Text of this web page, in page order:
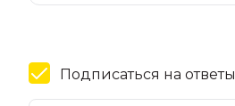
Подписаться на ответы